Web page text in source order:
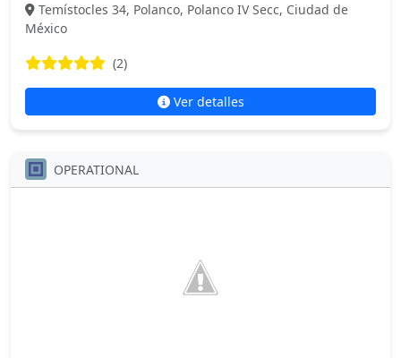
Temístocles 34, Polanco, Polanco IV Secc, Ciudad de
México
(2)
Ver detalles
OPERATIONAL